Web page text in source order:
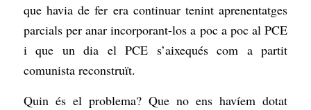
que havia de fer era continuar tenint aprenentatges
parcials per anar incorporant-los a poc a poc al PCE
i que un dia el PCE s’aixequés com a partit
comunista reconstruït.
Quin és el problema? Que no ens havíem dotat